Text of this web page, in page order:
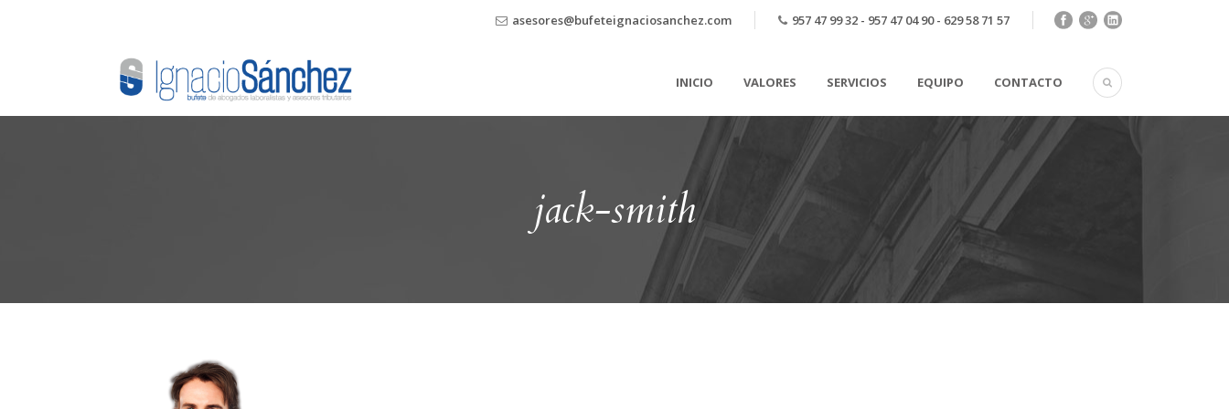
asesores@bufeteignaciosanchez.com 957 47 99 32 - 957 47 04 90 - 629 58 71 57
INICIO VALORES SERVICIOS EQUIPO CONTACTO
jack-smith